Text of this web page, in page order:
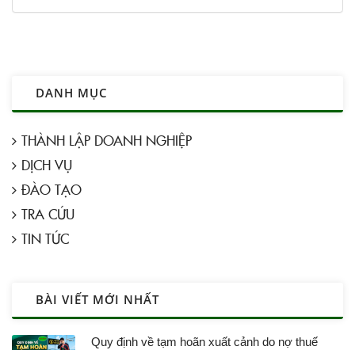
DANH MỤC
THÀNH LẬP DOANH NGHIỆP
DỊCH VỤ
ĐÀO TẠO
TRA CỨU
TIN TỨC
BÀI VIẾT MỚI NHẤT
Quy định về tạm hoãn xuất cảnh do nợ thuế